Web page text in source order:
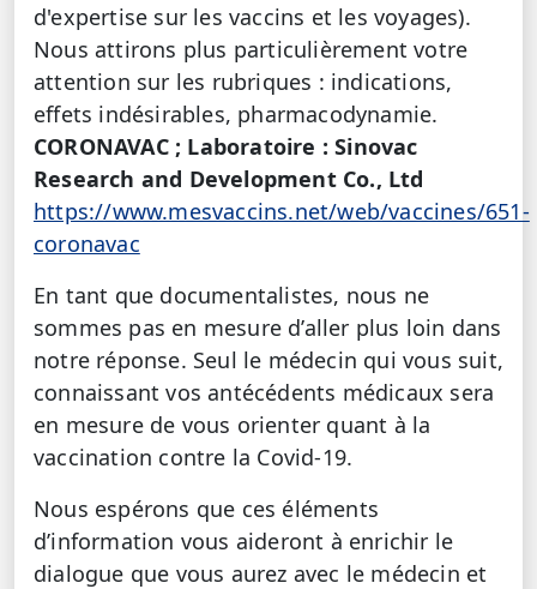
d'expertise sur les vaccins et les voyages).
Nous attirons plus particulièrement votre
attention sur les rubriques : indications,
effets indésirables, pharmacodynamie.
CORONAVAC ; Laboratoire : Sinovac
Research and Development Co., Ltd
https://www.mesvaccins.net/web/vaccines/651-
coronavac
En tant que documentalistes, nous ne
sommes pas en mesure d’aller plus loin dans
notre réponse. Seul le médecin qui vous suit,
connaissant vos antécédents médicaux sera
en mesure de vous orienter quant à la
vaccination contre la Covid-19.
Nous espérons que ces éléments
d’information vous aideront à enrichir le
dialogue que vous aurez avec le médecin et